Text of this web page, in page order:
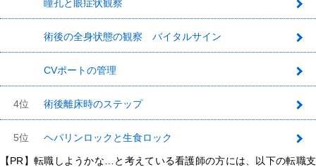
瞳孔と眼症状観察
術後の全身状態の観察 バイタルサイン
CVポートの管理
4位 術後離床時のステップ
5位 ヘパリンロックと生食ロック
【PR】転職しようかな…と考えている看護師の方には、以下の転職支